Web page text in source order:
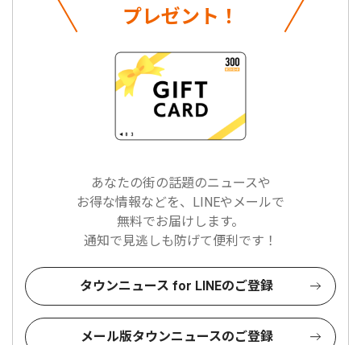
プレゼント！
あなたの街の話題のニュースや
お得な情報などを、LINEやメールで
無料でお届けします。
通知で見逃しも防げて便利です！
タウンニュース for LINEのご登録
メール版タウンニュースのご登録